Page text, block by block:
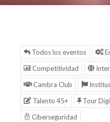
Todos los eventos
Competitividad
Cambra Club
Talento 45+
Tour
Ciberseguridad